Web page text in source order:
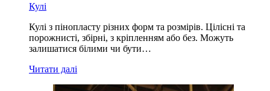
Кулі
Кулі з пінопласту різних форм та розмірів. Цілісні та
порожнисті, збірні, з кріпленням або без. Можуть
залишатися білими чи бути…
Читати далі